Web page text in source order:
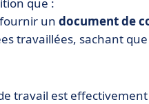
un document de
travaillées, sachant
travail est